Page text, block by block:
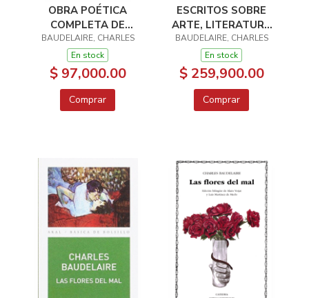
OBRA POÉTICA
COMPLETA DE
BAUDELAIRE
BAUDELAIRE, CHARLES
En stock
$ 97,000.00
Comprar
ESCRITOS SOBRE
ARTE, LITERATURA
Y MÚSICA
BAUDELAIRE, CHARLES
En stock
$ 259,900.00
Comprar